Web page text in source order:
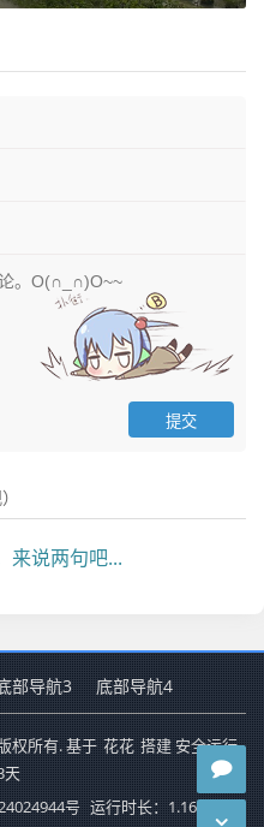
来说两句吧...
部导航3 底部导航4
权所有. 基于 花花 搭建 安全运行
天
号 运行时长：1.169秒 查